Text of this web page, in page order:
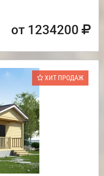
от 1234200
ХИТ ПРОДАЖ